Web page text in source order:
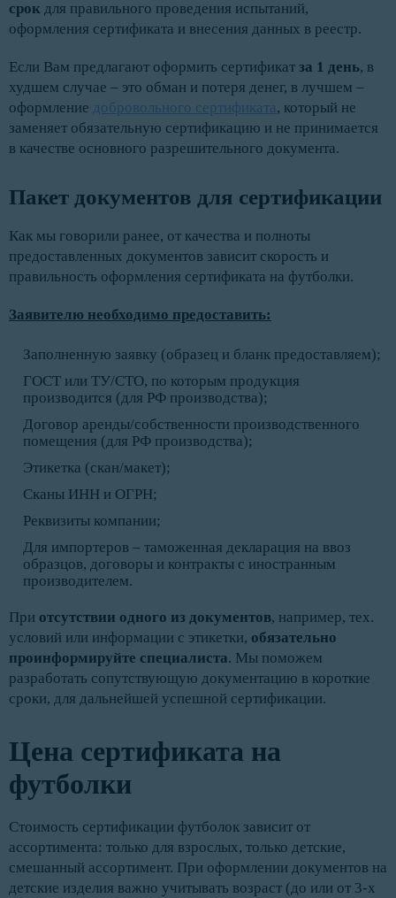
срок для правильного проведения испытаний,
оформления сертификата и внесения данных в реестр.
Если Вам предлагают оформить сертификат за 1 день, в
худшем случае – это обман и потеря денег, в лучшем –
оформление добровольного сертификата, который не
заменяет обязательную сертификацию и не принимается
в качестве основного разрешительного документа.
Пакет документов для сертификации
Как мы говорили ранее, от качества и полноты
предоставленных документов зависит скорость и
правильность оформления сертификата на футболки.
Заявителю необходимо предоставить:
Заполненную заявку (образец и бланк предоставляем);
ГОСТ или ТУ/СТО, по которым продукция
производится (для РФ производства);
Договор аренды/собственности производственного
помещения (для РФ производства);
Этикетка (скан/макет);
Сканы ИНН и ОГРН;
Реквизиты компании;
Для импортеров – таможенная декларация на ввоз
образцов, договоры и контракты с иностранным
производителем.
При отсутствии одного из документов, например, тех.
условий или информации с этикетки, обязательно
проинформируйте специалиста. Мы поможем
разработать сопутствующую документацию в короткие
сроки, для дальнейшей успешной сертификации.
Цена сертификата на
футболки
Стоимость сертификации футболок зависит от
ассортимента: только для взрослых, только детские,
смешанный ассортимент. При оформлении документов на
детские изделия важно учитывать возраст (до или от 3-х